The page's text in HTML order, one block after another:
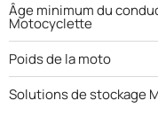
Âge minimum du
Motocyclette
Poids de la moto
Solutions de stockage